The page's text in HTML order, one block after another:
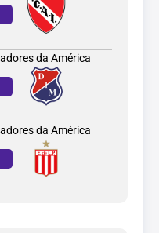
da América
da América